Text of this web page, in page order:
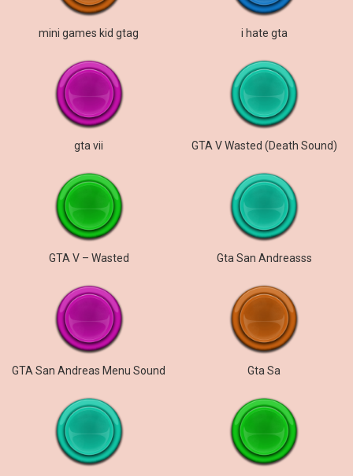
mini games kid gtag i hate gta
gta vii GTA V Wasted (Death Sound)
GTA V – Wasted Gta San Andreasss
GTA San Andreas Menu Sound Gta Sa